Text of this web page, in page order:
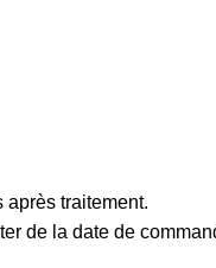
après traitement.
de la date de